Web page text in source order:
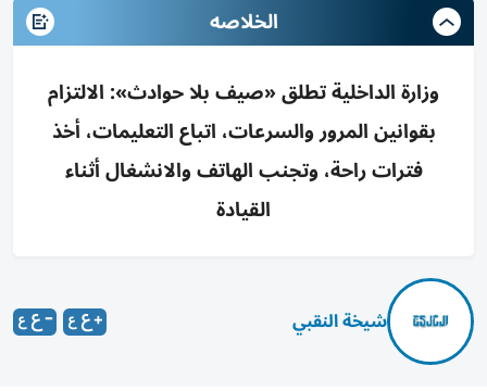
الخلاصه
وزارة الداخلية تطلق «صيف بلا حوادث»: الالتزام
بقوانين المرور والسرعات، اتباع التعليمات، أخذ
فترات راحة، وتجنب الهاتف والانشغال أثناء
القيادة
شيخة النقبي